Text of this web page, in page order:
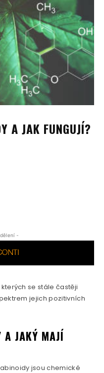
A JAK FUNGUJÍ?
-
se stále častěji
jejich pozitivních
A JAKÝ MAJÍ
jsou chemické